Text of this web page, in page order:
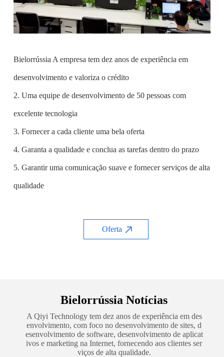
Bielorrússia A empresa tem dez anos de experiência em
desenvolvimento e valoriza o crédito
2. Uma equipe de desenvolvimento de 50 pessoas com
excelente tecnologia
3. Fornecer a cada cliente uma bela oferta
4. Garanta a qualidade e conclua as tarefas dentro do prazo
5. Garantir uma comunicação suave e fornecer serviços de alta
qualidade
Oferta
Bielorrússia Notícias
A Qiyi Technology tem dez anos de experiência em des
envolvimento, com foco no desenvolvimento de sites, d
esenvolvimento de software, desenvolvimento de aplicat
ivos e marketing na Internet, fornecendo aos clientes ser
viços de alta qualidade.